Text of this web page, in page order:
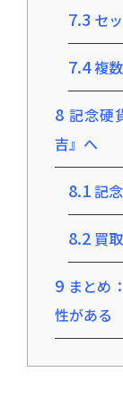
7.3 セ
7.4複
8 記念硬
吉』へ
8.1記
8.2 買
9 まとめ
性がある